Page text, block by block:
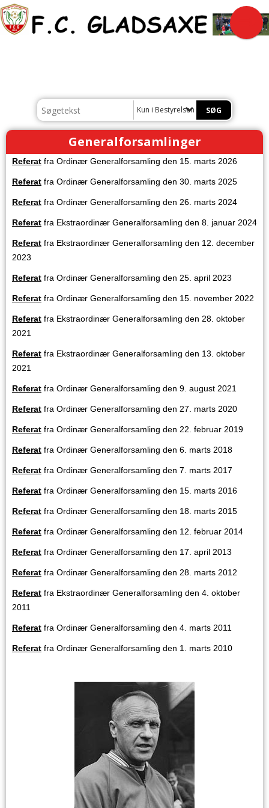
Kun i Bestyrelsen
Generalforsamlinger
Referat fra Ordinær Generalforsamling den 15. marts 2026
Referat fra Ordinær Generalforsamling den 30. marts 2025
Referat fra Ordinær Generalforsamling den 26. marts 2024
Referat fra Ekstraordinær Generalforsamling den 8. januar 2024
Referat fra Ekstraordinær Generalforsamling den 12. december
2023
Referat fra Ordinær Generalforsamling den 25. april 2023
Referat fra Ordinær Generalforsamling den 15. november 2022
Referat fra Ekstraordinær Generalforsamling den 28. oktober
2021
Referat fra Ekstraordinær Generalforsamling den 13. oktober
2021
Referat fra Ordinær Generalforsamling den 9. august 2021
Referat fra Ordinær Generalforsamling den 27. marts 2020
Referat fra Ordinær Generalforsamling den 22. februar 2019
Referat fra Ordinær Generalforsamling den 6. marts 2018
Referat fra Ordinær Generalforsamling den 7. marts 2017
Referat fra Ordinær Generalforsamling den 15. marts 2016
Referat fra Ordinær Generalforsamling den 18. marts 2015
Referat fra Ordinær Generalforsamling den 12. februar 2014
Referat fra Ordinær Generalforsamling den 17. april 2013
Referat fra Ordinær Generalforsamling den 28. marts 2012
Referat fra Ekstraordinær Generalforsamling den 4. oktober
2011
Referat fra Ordinær Generalforsamling den 4. marts 2011
Referat fra Ordinær Generalforsamling den 1. marts 2010